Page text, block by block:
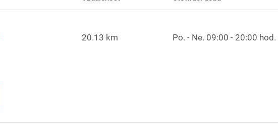
20.13 km Po. - Ne. 09:00 - 20:00 hod.